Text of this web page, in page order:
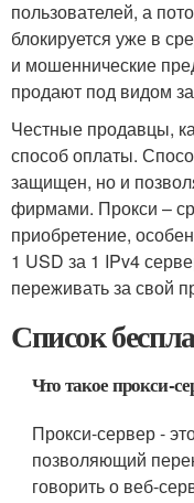
пользователей, а
блокируется уже в
и мошеннические
продают под видом
Честные продавцы,
способ оплаты.
защищен, но и
фирмами. Прокси –
приобретение,
1 USD за 1 IPv4
переживать за свой
Список
Что такое прокси-
Прокси-сервер -
позволяющий
говорить о веб-